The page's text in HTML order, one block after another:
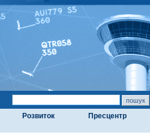
Розвиток Пресцентр